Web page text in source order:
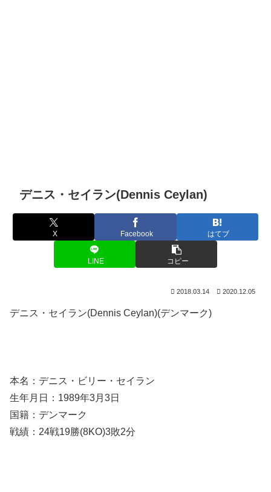
デニス・セイラン(Dennis Ceylan)
X Facebook はてブ
LINE コピー
2018.03.14 2020.12.05
デニス・セイラン(Dennis Ceylan)(デンマーク)
本名：デニス・ビリー・セイラン
生年月日：1989年3月3日
国籍：デンマーク
戦績：24戦19勝(8KO)3敗2分